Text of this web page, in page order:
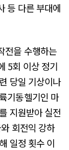
등 다른 부대에
전을 수행하는
5회 이상 정기
당일 기상이나
기동헬기인 마
지원받아 실전
회전익 강하
일정 횟수 이